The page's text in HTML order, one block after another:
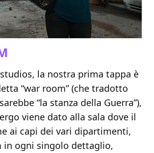
la nostra prima tappa è
“war room” (che tradotto
“la stanza della Guerra”),
viene dato alla sala dove il
ai capi dei vari dipartimenti,
in ogni singolo dettaglio,